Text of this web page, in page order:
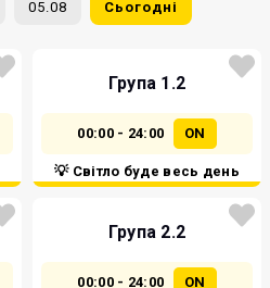
05.08 Сьогодні
Група 1.2
00:00 - 24:00 ON
💡 Світло буде весь день
Група 2.2
00:00 - 24:00 ON